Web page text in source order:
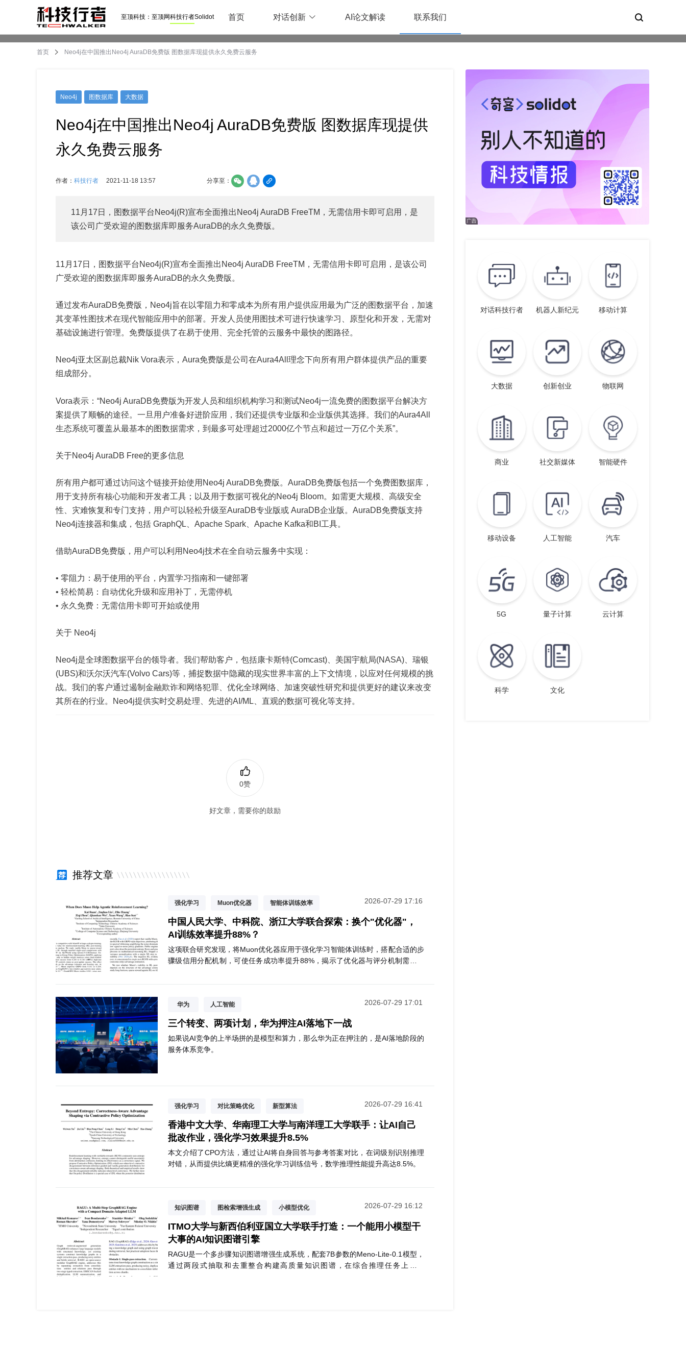
至顶科技： 至顶网科技行者Solidot 首页 对话创新 AI论文解读 联系我们
首页 Neo4j在中国推出Neo4j AuraDB免费版 图数据库现提供永久免费云服务
Neo4j 图数据库 大数据
Neo4j在中国推出Neo4j AuraDB免费版 图数据库现提供
永久免费云服务
作者： 科技行者 2021-11-18 13:57 分享至：
11月17日，图数据平台Neo4j(R)宣布全面推出Neo4j AuraDB FreeTM，无需信用卡即可启用，是
该公司广受欢迎的图数据库即服务AuraDB的永久免费版。
11月17日，图数据平台Neo4j(R)宣布全面推出Neo4j AuraDB FreeTM，无需信用卡即可启用，是该公司
广受欢迎的图数据库即服务AuraDB的永久免费版。
通过发布AuraDB免费版，Neo4j旨在以零阻力和零成本为所有用户提供应用最为广泛的图数据平台，加速
其变革性图技术在现代智能应用中的部署。开发人员使用图技术可进行快速学习、原型化和开发，无需对
基础设施进行管理。免费版提供了在易于使用、完全托管的云服务中最快的图路径。
Neo4j亚太区副总裁Nik Vora表示，Aura免费版是公司在Aura4All理念下向所有用户群体提供产品的重要
组成部分。
Vora表示：“Neo4j AuraDB免费版为开发人员和组织机构学习和测试Neo4j一流免费的图数据平台解决方
案提供了顺畅的途径。一旦用户准备好进阶应用，我们还提供专业版和企业版供其选择。我们的Aura4All
生态系统可覆盖从最基本的图数据需求，到最多可处理超过2000亿个节点和超过一万亿个关系”。
关于Neo4j AuraDB Free的更多信息
所有用户都可通过访问这个链接开始使用Neo4j AuraDB免费版。AuraDB免费版包括一个免费图数据库，
用于支持所有核心功能和开发者工具；以及用于数据可视化的Neo4j Bloom。如需更大规模、高级安全
性、灾难恢复和专门支持，用户可以轻松升级至AuraDB专业版或 AuraDB企业版。AuraDB免费版支持
Neo4j连接器和集成，包括 GraphQL、Apache Spark、Apache Kafka和BI工具。
借助AuraDB免费版，用户可以利用Neo4j技术在全自动云服务中实现：
• 零阻力：易于使用的平台，内置学习指南和一键部署
• 轻松简易：自动优化升级和应用补丁，无需停机
• 永久免费：无需信用卡即可开始或使用
关于 Neo4j
Neo4j是全球图数据平台的领导者。我们帮助客户，包括康卡斯特(Comcast)、美国宇航局(NASA)、瑞银
(UBS)和沃尔沃汽车(Volvo Cars)等，捕捉数据中隐藏的现实世界丰富的上下文情境，以应对任何规模的挑
战。我们的客户通过遏制金融欺诈和网络犯罪、优化全球网络、加速突破性研究和提供更好的建议来改变
其所在的行业。Neo4j提供实时交易处理、先进的AI/ML、直观的数据可视化等支持。
0赞
好文章，需要你的鼓励
推荐文章
强化学习 Muon优化器 智能体训练效率 2026-07-29 17:16
中国人民大学、中科院、浙江大学联合探索：换个"优化器"，
AI训练效率提升88%？
这项联合研究发现，将Muon优化器应用于强化学习智能体训练时，搭配合适的步
骤级信用分配机制，可使任务成功率提升88%，揭示了优化器与评分机制需协同
华为 人工智能 2026-07-29 17:01
三个转变、两项计划，华为押注AI落地下一战
如果说AI竞争的上半场拼的是模型和算力，那么华为正在押注的，是AI落地阶段的
服务体系竞争。
强化学习 对比策略优化 新型算法 2026-07-29 16:41
香港中文大学、华南理工大学与南洋理工大学联手：让AI自己
批改作业，强化学习效果提升8.5%
本文介绍了CPO方法，通过让AI将自身回答与参考答案对比，在词级别识别推理
对错，从而提供比熵更精准的强化学习训练信号，数学推理性能提升高达8.5%。
知识图谱 图检索增强生成 小模型优化 2026-07-29 16:12
ITMO大学与新西伯利亚国立大学联手打造：一个能用小模型干
大事的AI知识图谱引擎
RAGU是一个多步骤知识图谱增强生成系统，配套7B参数的Meno-Lite-0.1模型，
通过两段式抽取和去重整合构建高质量知识图谱，在综合推理任务上超越
对话科技行者 机器人新纪元 移动计算
大数据 创新创业 物联网
商业 社交新媒体 智能硬件
移动设备 人工智能 汽车
5G 量子计算 云计算
科学 文化